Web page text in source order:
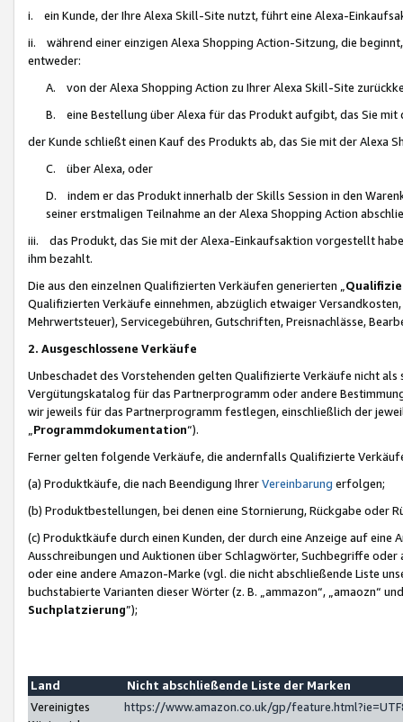
i. ein Kunde, der Ihre Alexa Skill-Site nutzt, führt eine Alexa-
ii. während einer einzigen Alexa Shopping Action-Sitzung, die
entweder:
A. von der Alexa Shopping Action zu Ihrer Alexa Skill-Site
B. eine Bestellung über Alexa für das Produkt aufgibt, das Sie mit
der Kunde schließt einen Kauf des Produkts ab, das Sie mit der Alexa
C. über Alexa, oder
D. indem er das Produkt innerhalb der Skills Session in den
seiner erstmaligen Teilnahme an der Alexa Shopping Action
iii. das Produkt, das Sie mit der Alexa-Einkaufsaktion vorgestellt
ihm bezahlt.
Die aus den einzelnen Qualifizierten Verkäufen generierten „
Qualifizierten Verkäufe einnehmen, abzüglich etwaiger
Mehrwertsteuer), Servicegebühren, Gutschriften, Preisnachlässe,
2. Ausgeschlossene Verkäufe
Unbeschadet des Vorstehenden gelten Qualifizierte Verkäufe nicht
Vergütungskatalog für das Partnerprogramm oder andere
wir jeweils für das Partnerprogramm festlegen, einschließlich der
Programmdokumentation“).
Ferner gelten folgende Verkäufe, die andernfalls Qualifizierte
(a) Produktkäufe, die nach Beendigung IhrerVereinbarung erfolgen;
(b) Produktbestellungen, bei denen eine Stornierung, Rückgabe oder
(c) Produktkäufe durch einen Kunden, der durch eine Anzeige auf
Ausschreibungen und Auktionen über Schlagwörter, Suchbegriffe
oder eine andere Amazon-Marke (vgl. die nicht abschließende Liste
buchstabierte Varianten dieser Wörter (z. B. „ammazon“, „amaozn“
Suchplatzierung”);
Land
Nicht abschließende Liste der Marken
Vereinigtes
https://www.amazon.co.uk/gp/